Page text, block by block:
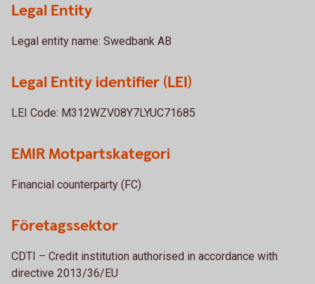
Legal Entity
Legal entity name: Swedbank AB
Legal Entity identifier (LEI)
LEI Code: M312WZV08Y7LYUC71685
EMIR Motpartskategori
Financial counterparty (FC)
Företagssektor
CDTI – Credit institution authorised in accordance with
directive 2013/36/EU